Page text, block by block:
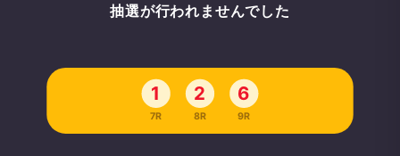
抽選が行われませんでした
1
7R
2
8R
6
9R